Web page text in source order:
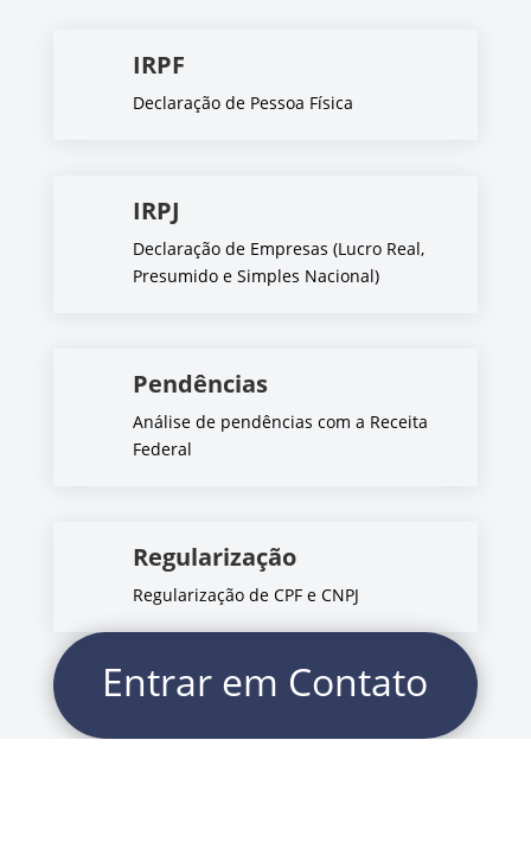
IRPF
Declaração de Pessoa Física
IRPJ
Declaração de Empresas (Lucro Real,
Presumido e Simples Nacional)
Pendências
Análise de pendências com a Receita
Federal
Regularização
Regularização de CPF e CNPJ
Entrar em Contato